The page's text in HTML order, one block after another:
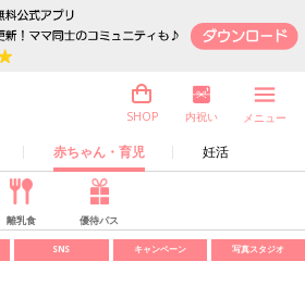
赤ちゃん・育児 妊活
SHOP 内祝い メニュー
離乳食 優待パス
SNS キャンペーン 写真スタジオ